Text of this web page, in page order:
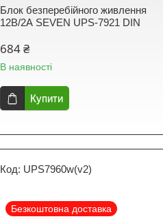
Блок безперебійного живлення
12В/2А SEVEN UPS-7921 DIN
684 ₴
В наявності
Купити
UPS7960w(v2)
Безкоштовна доставка